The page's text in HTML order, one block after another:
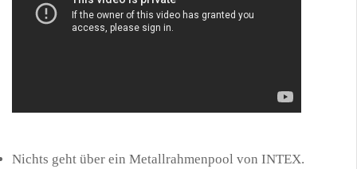
Nichts geht über ein Metallrahmenpool von INTEX.